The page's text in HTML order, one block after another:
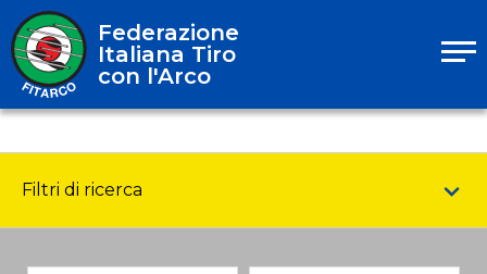
Federazione
Italiana Tiro
con l'Arco
Filtri di ricerca